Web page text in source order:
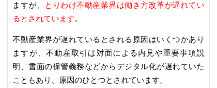
ますが、
とりわけ不動産業界は働き方改革が遅れてい
るとされています。
不動産業界が遅れているとされる原因はいくつかあり
ますが、不動産取引は対面による内見や重要事項説
明、書面の保管義務などからデジタル化が遅れていた
こともあり、原因のひとつとされています。